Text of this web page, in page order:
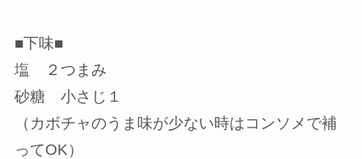
■下味■
塩 ２つまみ
砂糖 小さじ１
（カボチャのうま味が少ない時はコンソメで補
ってOK）